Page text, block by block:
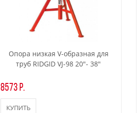
Опора низкая V-образная для
труб RIDGID VJ-98 20"- 38"
8573 р.
КУПИТЬ